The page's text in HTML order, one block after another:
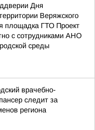
Дня
Веряжского
площадка ГТО Проект
с сотрудниками АНО
среды
врачебно-
следит за
региона